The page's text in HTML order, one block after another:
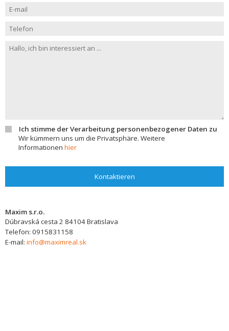
Ich stimme der Verarbeitung personenbezogener Daten zu
Wir kümmern uns um die Privatsphäre. Weitere
Informationen hier
Kontaktieren
Maxim s.r.o.
Dúbravská cesta 2 84104Bratislava
Telefon: 0915831158
E-mail: info@maximreal.sk